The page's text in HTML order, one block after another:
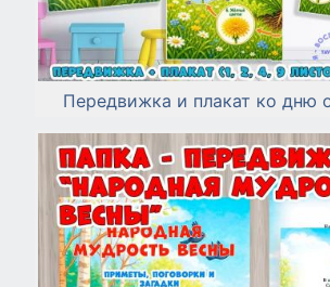
Передвижка и плакат ко дню